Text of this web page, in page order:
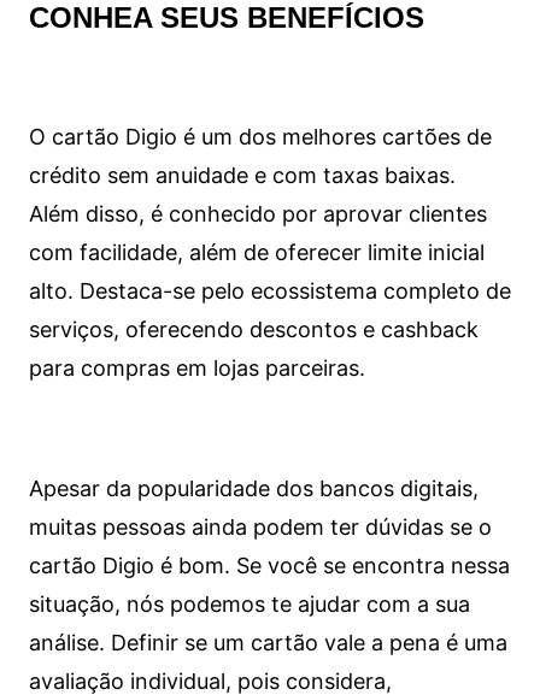
CONHEA SEUS BENEFÍCIOS
O cartão Digio é um dos melhores cartões de
crédito sem anuidade e com taxas baixas.
Além disso, é conhecido por aprovar clientes
com facilidade, além de oferecer limite inicial
alto. Destaca-se pelo ecossistema completo de
serviços, oferecendo descontos e cashback
para compras em lojas parceiras.
Apesar da popularidade dos bancos digitais,
muitas pessoas ainda podem ter dúvidas se o
cartão Digio é bom. Se você se encontra nessa
situação, nós podemos te ajudar com a sua
análise. Definir se um cartão vale a pena é uma
avaliação individual, pois considera,